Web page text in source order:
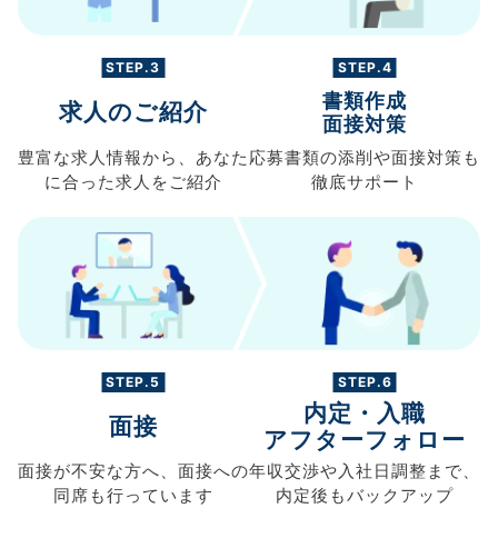
STEP.3
求人のご紹介
豊富な求人情報から、 あなた
に合った求人を ご紹介
STEP.4
書類作成
面接対策
応募書類の添削や面接対策も
徹底サポート
STEP.5
面接
面接が不安な方へ、 面接への
同席も行っています
STEP.6
内定・入職
アフターフォロー
年収交渉や入社日調整まで、
内定後もバックアップ